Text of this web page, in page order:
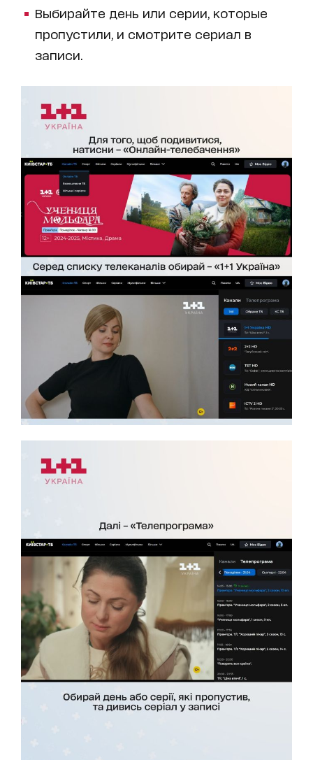
Выбирайте день или серии, которые
пропустили, и смотрите сериал в
записи.